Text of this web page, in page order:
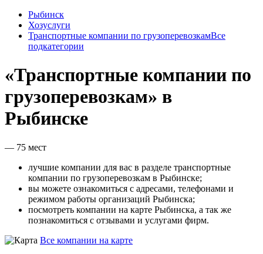
Рыбинск
Хозуслуги
Транспортные компании по грузоперевозкамВсе
подкатегории
«Транспортные компании по
грузоперевозкам» в
Рыбинске
— 75 мест
лучшие компании для вас в разделе транспортные
компании по грузоперевозкам в Рыбинске;
вы можете ознакомиться с адресами, телефонами и
режимом работы организаций Рыбинска;
посмотреть компании на карте Рыбинска, а так же
познакомиться с отзывами и услугами фирм.
Все компании на карте